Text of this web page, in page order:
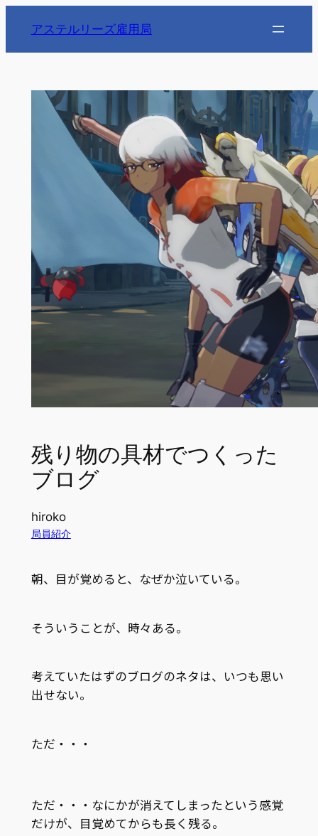
を
アステルリーズ雇用局
残り物の具材でつくった
ブログ
hiroko
局員紹介
朝、目が覚めると、なぜか泣いている。
そういうことが、時々ある。
考えていたはずのブログのネタは、いつも思い
出せない。
ただ・・・
ただ・・・なにかが消えてしまったという感覚
だけが、目覚めてからも長く残る。